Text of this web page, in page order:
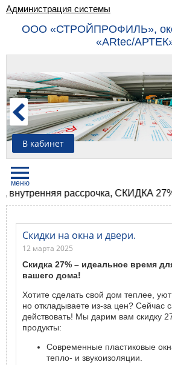
Администрация системы
ООО «СТРОЙПРОФИЛЬ»,
«ARtec/
В кабинет
рассрочка, СКИДКА 27%
Скидки на окна и двери.
12 марта 2025
Скидка 27% – идеальное время
вашего дома!
Хотите сделать свой дом теплее,
но откладываете из-за цен? Сейчас
действовать! Мы дарим вам скидку
продукты:
Современные пластиковые
тепло- и звукоизоляции.